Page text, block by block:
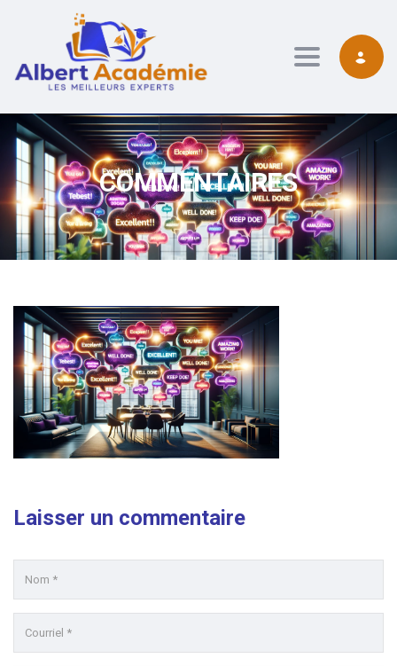
Toggle
COMMENTAIRES
Laisser un commentaire